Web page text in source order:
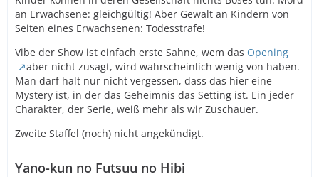
an Erwachsene: gleichgültig! Aber Gewalt an Kindern von
Seiten eines Erwachsenen: Todesstrafe!
Vibe der Show ist einfach erste Sahne, wem das Opening
aber nicht zusagt, wird wahrscheinlich wenig von haben.
Man darf halt nur nicht vergessen, dass das hier eine
Mystery ist, in der das Geheimnis das Setting ist. Ein jeder
Charakter, der Serie, weiß mehr als wir Zuschauer.
Zweite Staffel (noch) nicht angekündigt.
Yano-kun no Futsuu no Hibi